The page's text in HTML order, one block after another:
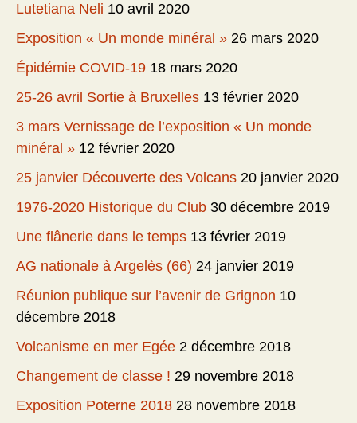
Lutetiana Neli 10 avril 2020
Exposition « Un monde minéral » 26 mars 2020
Épidémie COVID-19 18 mars 2020
25-26 avril Sortie à Bruxelles 13 février 2020
3 mars Vernissage de l’exposition « Un monde
minéral » 12 février 2020
25 janvier Découverte des Volcans 20 janvier 2020
1976-2020 Historique du Club 30 décembre 2019
Une flânerie dans le temps 13 février 2019
AG nationale à Argelès (66) 24 janvier 2019
Réunion publique sur l’avenir de Grignon 10
décembre 2018
Volcanisme en mer Egée 2 décembre 2018
Changement de classe ! 29 novembre 2018
Exposition Poterne 2018 28 novembre 2018